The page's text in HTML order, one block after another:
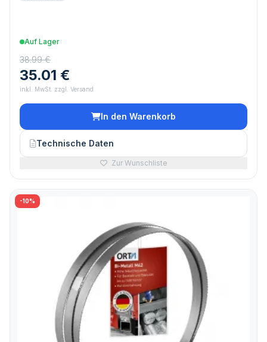
Auf Lager
38.99 €
35.01 €
inkl. MwSt. zzgl. Versand
In den Warenkorb
Technische Daten
Zur Wunschliste
-10%